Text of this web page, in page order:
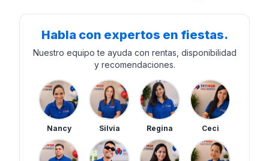
Habla con expertos en fiestas.
Nuestro equipo te ayuda con rentas, disponibilidad
y recomendaciones.
Nancy Silvia Regina Ceci